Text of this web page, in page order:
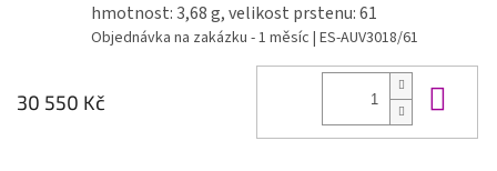
hmotnost: 3,68 g, velikost prstenu: 61
Objednávka na zakázku - 1 měsíc | ES-AUV3018/61
30 550 Kč